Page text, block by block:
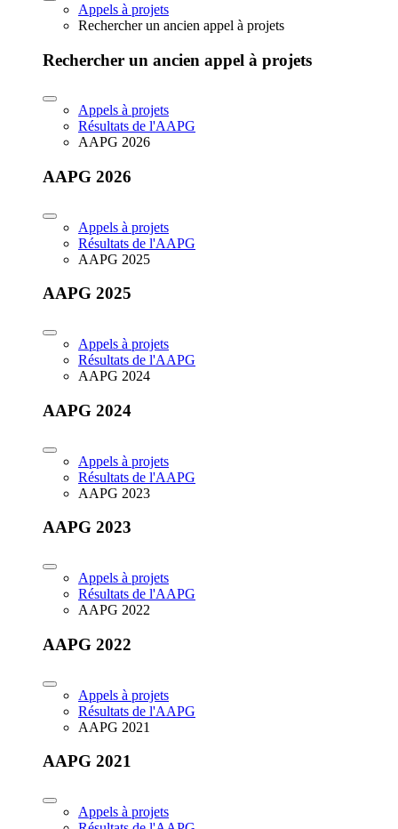
Appels à projets
Rechercher un ancien appel à projets
Rechercher un ancien appel à projets
Appels à projets
Résultats de l'AAPG
AAPG 2026
AAPG 2026
Appels à projets
Résultats de l'AAPG
AAPG 2025
AAPG 2025
Appels à projets
Résultats de l'AAPG
AAPG 2024
AAPG 2024
Appels à projets
Résultats de l'AAPG
AAPG 2023
AAPG 2023
Appels à projets
Résultats de l'AAPG
AAPG 2022
AAPG 2022
Appels à projets
Résultats de l'AAPG
AAPG 2021
AAPG 2021
Appels à projets